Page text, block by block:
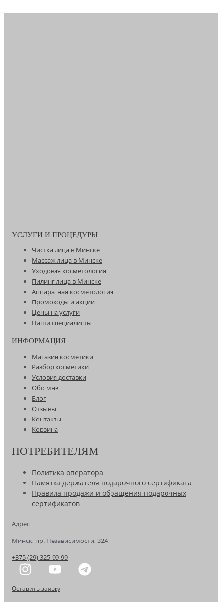
УСЛУГИ И ПРОЦЕДУРЫ
Чистка лица в Минске
Массаж лица в Минске
Уходовая косметология
Пилинг лица в Минске
Аппаратная косметология
Промокоды и акции
Цены на услуги
Наши специалисты
ИНФОРМАЦИЯ
Магазин косметики
Разбор косметики
Условия доставки
Обо мне
Блог
Отзывы
Контакты
Корзина
ПОТРЕБИТЕЛЯМ
Политика оператора
Памятка держателя подарочного сертификата
Правила продажи и обращения подарочных
сертификатов
Адрес
Минск, пр. Независимости, 32А
+375 (29) 325-99-99
Оставить заявку